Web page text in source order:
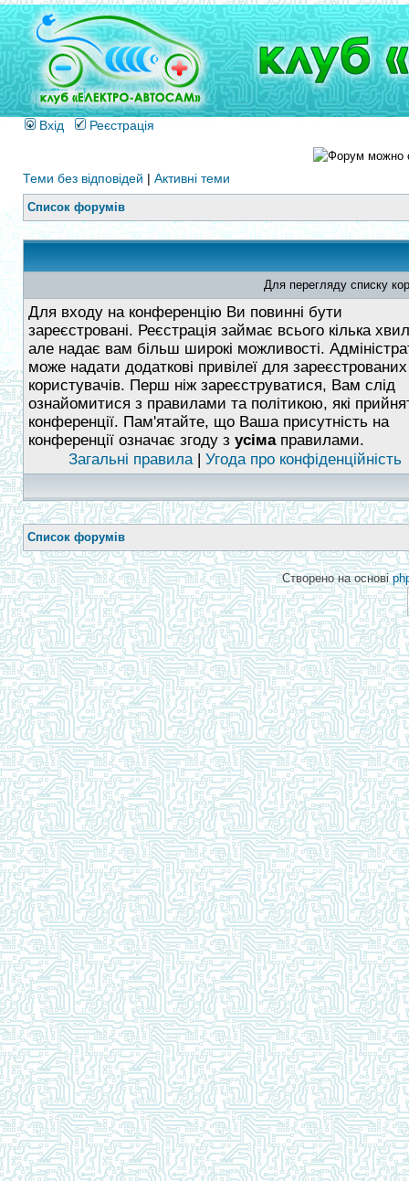
Вхід Реєстрація
Теми без відповідей | Активні теми
Список форумів
Для перегляду списку
Для входу на конференцію Ви повинні бути
зареєстровані. Реєстрація займає всього кілька
але надає вам більш широкі можливості.
може надати додаткові привілеї для зареєстрованих
користувачів. Перш ніж зареєструватися, Вам слід
ознайомитися з правилами та політикою, які
конференції. Пам'ятайте, що Ваша присутність на
конференції означає згоду з усімаправилами.
Загальні правила| Угода про конфіденційність
Список форумів
Створено на основі